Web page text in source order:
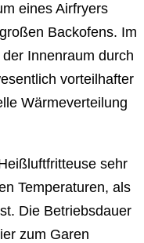
eines Airfryers
Backofens. Im
Innenraum durch
vorteilhafter
Wärmeverteilung
sehr
Temperaturen, als
Die Betriebsdauer
zum Garen